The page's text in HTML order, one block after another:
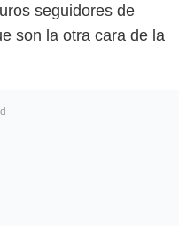
seguidores de
son la otra cara de la